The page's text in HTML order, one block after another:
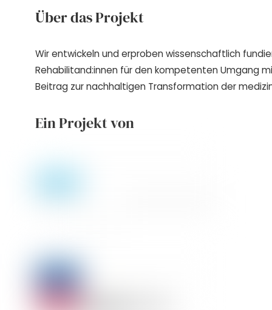
Über das Projekt
Wir entwickeln und erproben wissenschaftlich
Rehabilitand:innen für den kompetenten Umgang
Beitrag zur nachhaltigen Transformation der
Ein Projekt von